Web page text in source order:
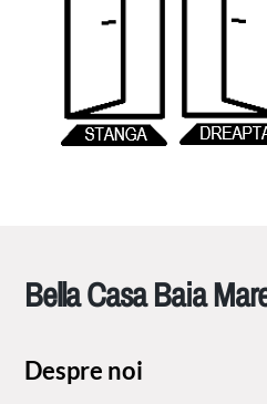
Bella Casa Baia
Despre noi